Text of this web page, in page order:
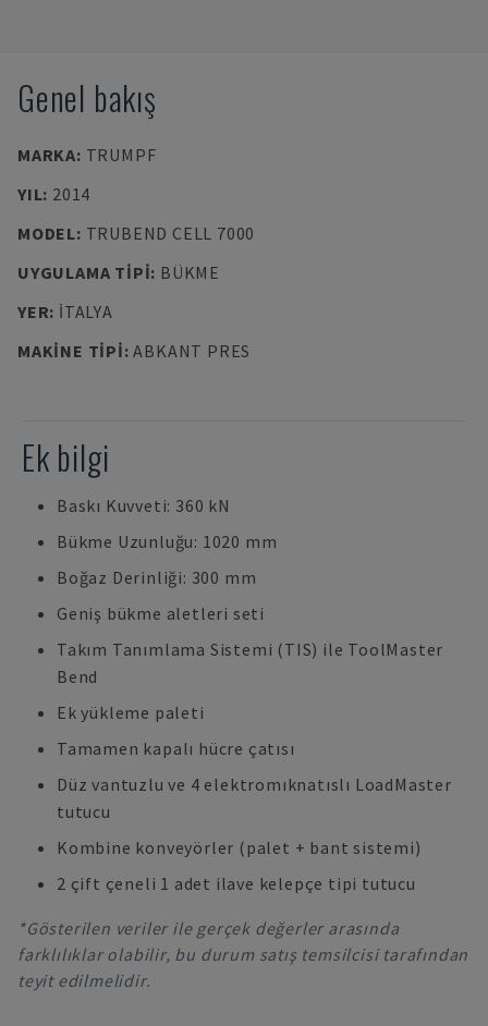
Genel bakış
MARKA: TRUMPF
YIL: 2014
MODEL: TRUBEND CELL 7000
UYGULAMA TIPI: BÜKME
YER: İTALYA
MAKINE TIPI:ABKANT PRES
Ek bilgi
Baskı Kuvveti: 360 kN
Bükme Uzunluğu: 1020 mm
Boğaz Derinliği: 300 mm
Geniş bükme aletleri seti
Takım Tanımlama Sistemi (TIS) ile ToolMaster
Bend
Ek yükleme paleti
Tamamen kapalı hücre çatısı
Düz vantuzlu ve 4 elektromıknatıslı LoadMaster
tutucu
Kombine konveyörler (palet + bant sistemi)
2 çift çeneli 1 adet ilave kelepçe tipi tutucu
*Gösterilen veriler ile gerçek değerler arasında
farklılıklar olabilir, bu durum satış temsilcisi tarafından
teyit edilmelidir.